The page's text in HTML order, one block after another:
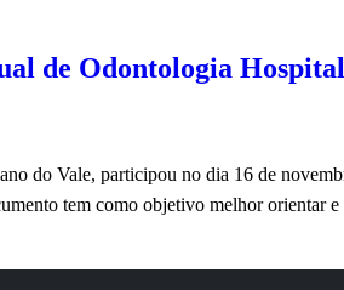
de Odontologia
do Vale, participou no dia 16 de
tem como objetivo melhor orientar